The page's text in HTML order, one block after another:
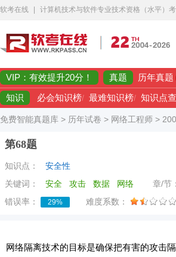
软考在线 计算机技术与软件专业技术资格（水平）
VIP：有效提升20分！ 真题 历年真题
知识 必会知识榜/ 最难知识榜/ 知识点
免费智能真题库 > 历年试卷 > 网络工程师 >
第68题
知识点：
安全性
关键词：
安全 攻击 数据 网络 章/节：
错误率：
29% 难度系数：
网络隔离技术的目标是确保把有害的攻击